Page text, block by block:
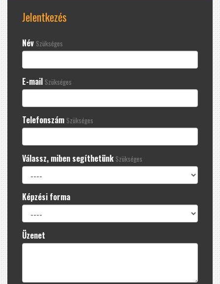
Jelentkezés
Név Szükséges
E-mail Szükséges
Telefonszám Szükséges
Válassz, miben segíthetünk Szükséges
Képzési forma
Üzenet